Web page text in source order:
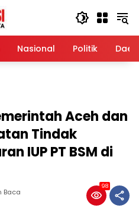
Nasional Politik
Aceh dan
Tindak
IUP PT BSM di
Baca
98